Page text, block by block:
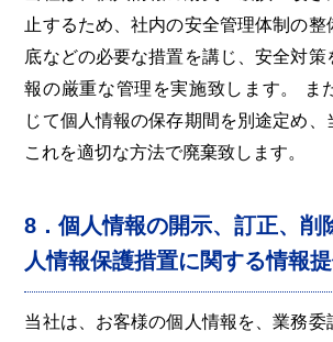
止するため、社内の安全管理体制の整
底などの必要な措置を講じ、安全対策
報の厳重な管理を実施致します。 ま
じて個人情報の保存期間を別途定め、
これを適切な方法で廃棄致します。
8．個人情報の開示、訂正、削
人情報保護措置に関する情報
当社は、お客様の個人情報を、業務委